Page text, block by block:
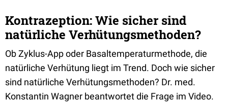
Kontrazeption: Wie sicher sind
natürliche Verhütungsmethoden?
Ob Zyklus-App oder Basaltemperaturmethode, die
natürliche Verhütung liegt im Trend. Doch wie sicher
sind natürliche Verhütungsmethoden? Dr. med.
Konstantin Wagner beantwortet die Frage im Video.